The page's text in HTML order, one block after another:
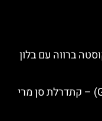
ברווה עם בלון
קתדרלת גירונה (Girona Cathedral) – קתדרלת סן מרי